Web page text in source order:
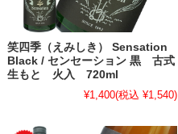
笑四季（えみしき） Sensation
Black / センセーション 黒 古式
生もと 火入 720ml
¥1,400(税込 ¥1,540)